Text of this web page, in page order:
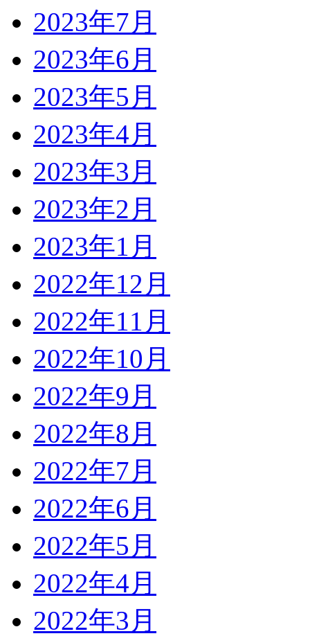
2023年7月
2023年6月
2023年5月
2023年4月
2023年3月
2023年2月
2023年1月
2022年12月
2022年11月
2022年10月
2022年9月
2022年8月
2022年7月
2022年6月
2022年5月
2022年4月
2022年3月